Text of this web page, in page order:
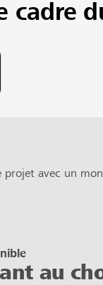
cadre
projet avec un
au